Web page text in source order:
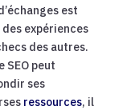
est
expériences
des autres.
SEO peut
ses
ressources, il